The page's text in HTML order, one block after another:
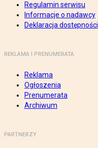
Regulamin serwisu
Informacje o nadawcy
Deklaracja dostępności
REKLAMA I PRENUMERATA
Reklama
Ogłoszenia
Prenumerata
Archiwum
PARTNERZY